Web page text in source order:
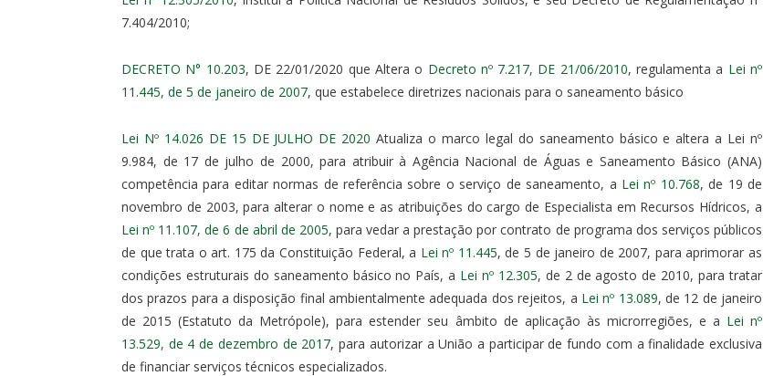
7.404/2010;
DECRETO N° 10.203, DE 22/01/2020 que Altera o Decreto nº 7.217, DE 21/06/2010, regulamenta a Lei nº
11.445, de 5 de janeiro de 2007, que estabelece diretrizes nacionais para o saneamento básico
Lei Nº 14.026 DE 15 DE JULHO DE 2020 Atualiza o marco legal do saneamento básico e altera a Lei nº
9.984, de 17 de julho de 2000, para atribuir à Agência Nacional de Águas e Saneamento Básico (ANA)
competência para editar normas de referência sobre o serviço de saneamento, a Lei nº 10.768, de 19 de
novembro de 2003, para alterar o nome e as atribuições do cargo de Especialista em Recursos Hídricos, a
Lei nº 11.107, de 6 de abril de 2005, para vedar a prestação por contrato de programa dos serviços públicos
de que trata o art. 175 da Constituição Federal, a Lei nº 11.445, de 5 de janeiro de 2007, para aprimorar as
condições estruturais do saneamento básico no País, a Lei nº 12.305, de 2 de agosto de 2010, para tratar
dos prazos para a disposição final ambientalmente adequada dos rejeitos, a Lei nº 13.089, de 12 de janeiro
de 2015 (Estatuto da Metrópole), para estender seu âmbito de aplicação às microrregiões, e a Lei nº
13.529, de 4 de dezembro de 2017, para autorizar a União a participar de fundo com a finalidade exclusiva
de financiar serviços técnicos especializados.